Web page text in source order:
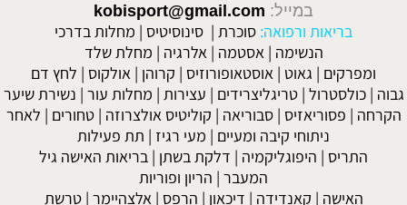
kobisport@gmail.com
ורפואה: סוכרת|סינוסיטיס |מחלות בדרכי
אסטמה| אלרגיה| מחלת שלד
גאוט|אוסטאופורוזיס|קרוהן|אולקוס| לחץ דם
|טריגליצרידים|עצירות| מחלות עור|נשירת שיער
|סבוריאה| קוליטיס אולצרוזה|טחורים| לאחר
ניתוחי קיבה ומעיים| מעי רגיז | תת פעילות
היפוגליקמיה|דלקת בשתן|בריאות האישה גיל
הריון ופוריות
קאנדידה |דיכאון|הרפס|אלצהיימר|טרשת